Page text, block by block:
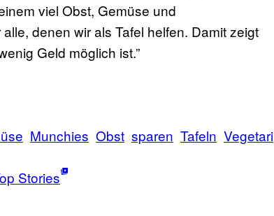
viel Obst, Gemüse und
denen wir als Tafel helfen. Damit zeigt
Geld möglich ist.”
Munchies Obst sparen Tafeln Vegetari
Stories